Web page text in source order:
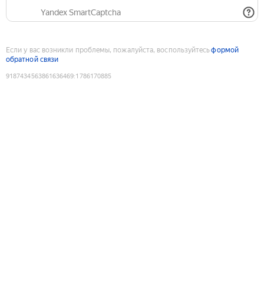
Yandex SmartCaptcha
Если у вас возникли проблемы, пожалуйста, воспользуйтесьформой
обратной связи
9187434563861636469:1786170885